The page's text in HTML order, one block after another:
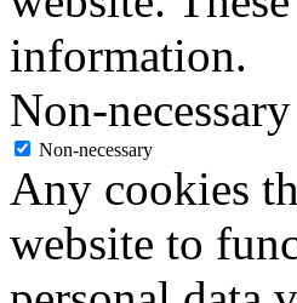
information.
Non-necessary
Non-necessary
Any cookies
website to